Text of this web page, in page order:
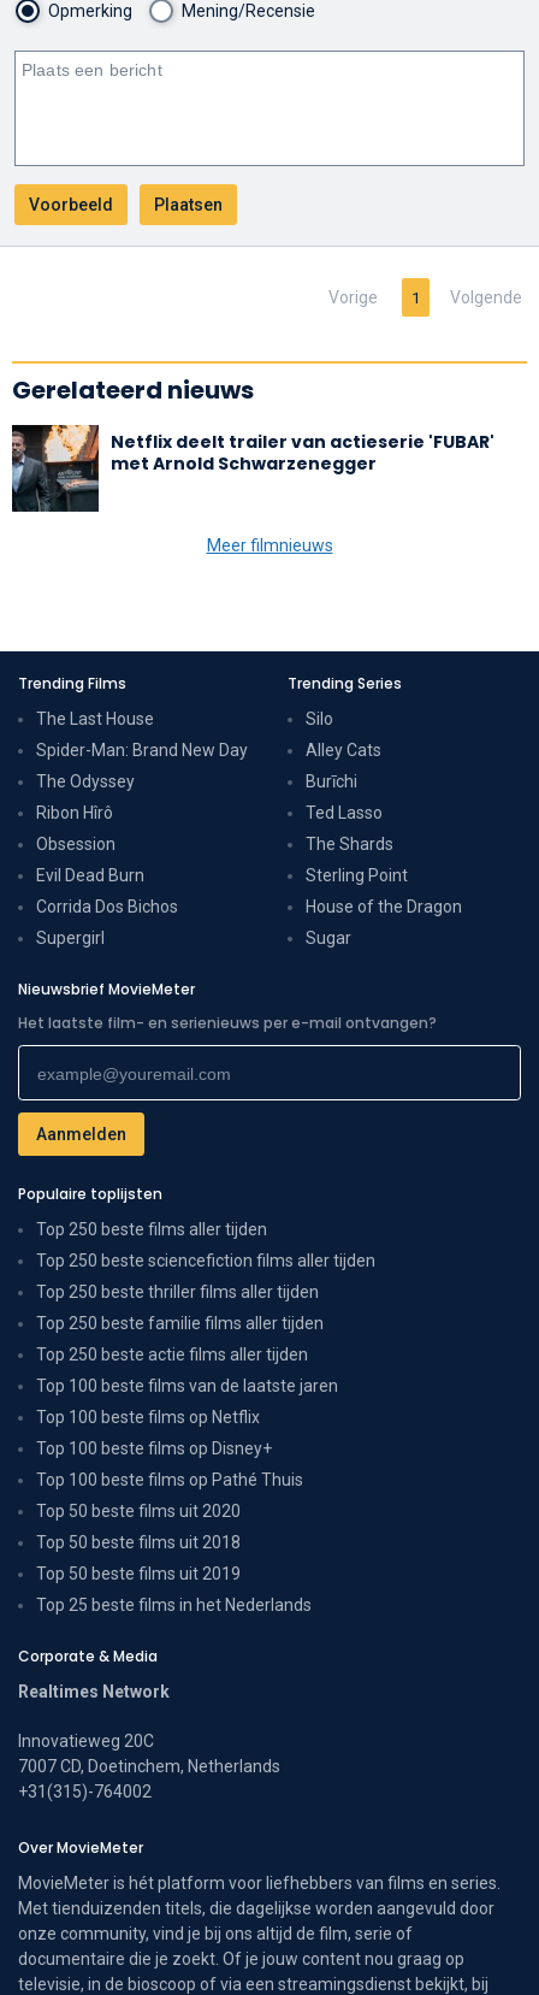
Opmerking Mening/Recensie
Vorige 1 Volgende
Gerelateerd nieuws
Netflix deelt trailer van actieserie 'FUBAR'
met Arnold Schwarzenegger
Meer filmnieuws
Trending Films
The Last House
Spider-Man: Brand New Day
The Odyssey
Ribon Hîrô
Obsession
Evil Dead Burn
Corrida Dos Bichos
Supergirl
Trending Series
Silo
Alley Cats
Burīchi
Ted Lasso
The Shards
Sterling Point
House of the Dragon
Sugar
Nieuwsbrief MovieMeter
Het laatste film- en serienieuws per e-mail ontvangen?
Populaire toplijsten
Top 250 beste films aller tijden
Top 250 beste sciencefiction films aller tijden
Top 250 beste thriller films aller tijden
Top 250 beste familie films aller tijden
Top 250 beste actie films aller tijden
Top 100 beste films van de laatste jaren
Top 100 beste films op Netflix
Top 100 beste films op Disney+
Top 100 beste films op Pathé Thuis
Top 50 beste films uit 2020
Top 50 beste films uit 2018
Top 50 beste films uit 2019
Top 25 beste films in het Nederlands
Corporate & Media
Realtimes Network
Innovatieweg 20C
7007 CD, Doetinchem, Netherlands
+31(315)-764002
Over MovieMeter
MovieMeter is hét platform voor liefhebbers van films en series.
Met tienduizenden titels, die dagelijkse worden aangevuld door
onze community, vind je bij ons altijd de film, serie of
documentaire die je zoekt. Of je jouw content nou graag op
televisie, in de bioscoop of via een streamingsdienst bekijkt, bij